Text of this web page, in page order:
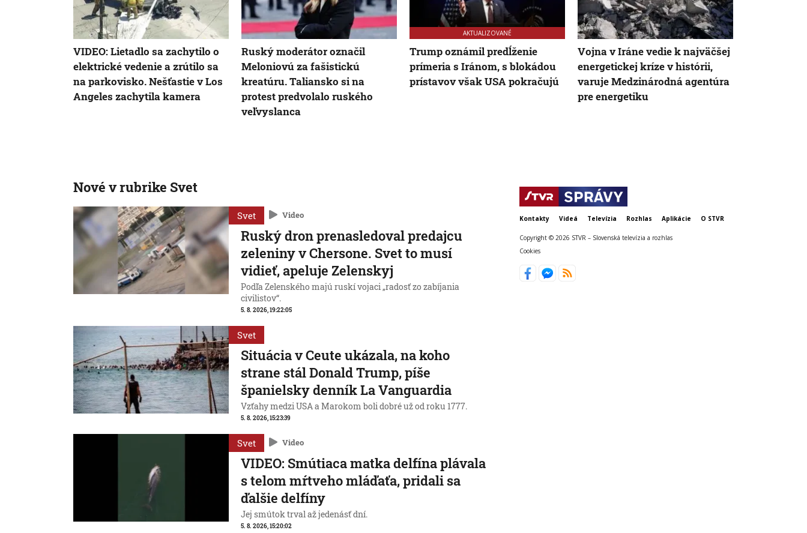
VIDEO: Lietadlo sa zachytilo o
elektrické vedenie a zrútilo sa
na parkovisko. Nešťastie v Los
Angeles zachytila kamera
Ruský moderátor označil
Meloniovú za fašistickú
kreatúru. Taliansko si na
protest predvolalo ruského
veľvyslanca
AKTUALIZOVANÉ
Trump oznámil predĺženie
prímeria s Iránom, s blokádou
prístavov však USA pokračujú
Vojna v Iráne vedie k najväčšej
energetickej kríze v histórii,
varuje Medzinárodná agentúra
pre energetiku
Nové v rubrike Svet
Svet Video
Ruský dron prenasledoval predajcu
zeleniny v Chersone. Svet to musí
vidieť, apeluje Zelenskyj
Podľa Zelenského majú ruskí vojaci „radosť zo zabíjania
civilistov“.
5. 8. 2026, 19:22:05
Svet
Situácia v Ceute ukázala, na koho
strane stál Donald Trump, píše
španielsky denník La Vanguardia
Vzťahy medzi USA a Marokom boli dobré už od roku 1777.
5. 8. 2026, 15:23:39
Svet Video
VIDEO: Smútiaca matka delfína plávala
s telom mŕtveho mláďaťa, pridali sa
ďalšie delfíny
Jej smútok trval až jedenásť dní.
5. 8. 2026, 15:20:02
Kontakty Videá Televízia Rozhlas Aplikácie O STVR
Copyright © 2026 STVR – Slovenská televízia a rozhlas
Cookies